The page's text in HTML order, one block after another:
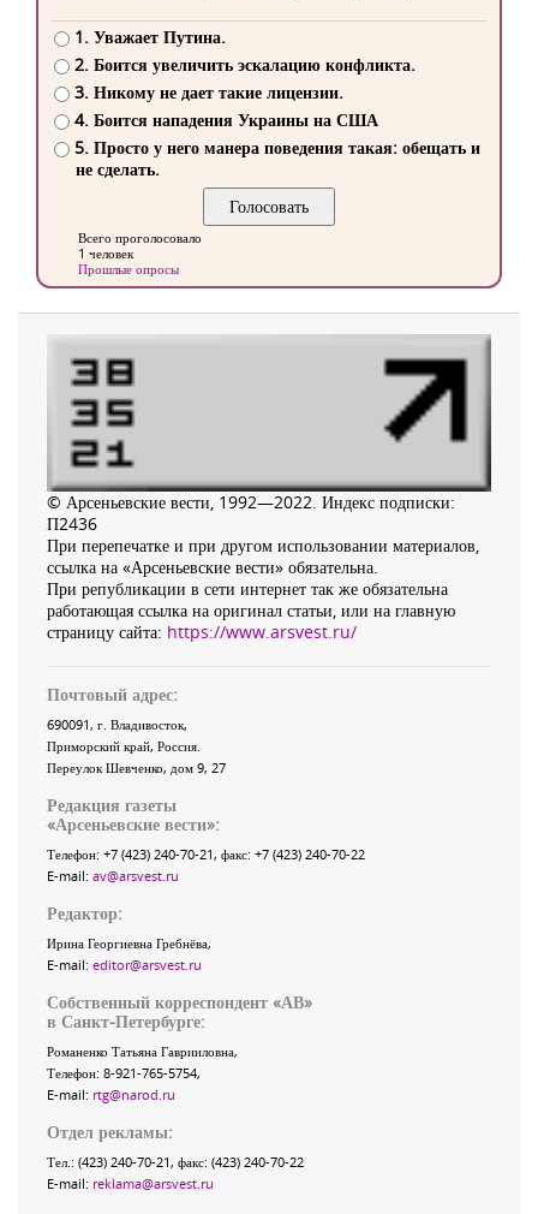
1. Уважает Путина.
2. Боится увеличить эскалацию конфликта.
3. Никому не дает такие лицензии.
4. Боится нападения Украины на США
5. Просто у него манера поведения такая: обещать и
не сделать.
Всего проголосовало
1 человек
Прошлые опросы
© Арсеньевские вести, 1992—2022. Индекс подписки:
П2436
При перепечатке и при другом использовании материалов,
ссылка на «Арсеньевские вести» обязательна.
При републикации в сети интернет так же обязательна
работающая ссылка на оригинал статьи, или на главную
страницу сайта: https://www.arsvest.ru/
Почтовый адрес:
690091, г. Владивосток,
Приморский край, Россия
Переулок Шевченко, дом 9, 27
Редакция газеты
«Арсеньевские вести»:
Телефон: +7 (423) 240-70-21, факс: +7 (423) 240-70-22
E-mail: av@arsvest.ru
Редактор:
Ирина Георгиевна Гребнёва,
E-mail: editor@arsvest.ru
Собственный корреспондент «АВ»
в Санкт-Петербурге:
Романенко Татьяна Гаврииловна,
Телефон: 8-921-765-5754,
E-mail: rtg@narod.ru
Отдел рекламы:
Тел.: (423) 240-70-21, факс: (423) 240-70-22
E-mail: reklama@arsvest.ru